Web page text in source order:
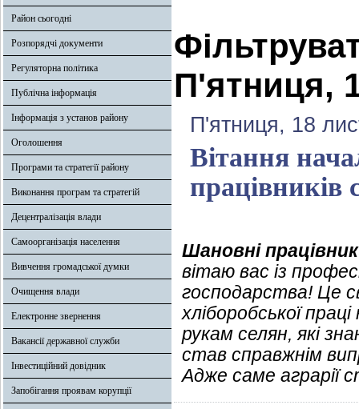
Район сьогодні
Розпорядчі документи
Регуляторна політика
Публічна інформація
Інформація з установ району
Оголошення
Програми та стратегії району
Виконання програм та стратегій
Децентралізація влади
Самоорганізація населення
Вивчення громадської думки
Очищення влади
Електронне звернення
Вакансії державної служби
Інвестиційний довідник
Запобігання проявам корупції
П'ятниця,
П'ятниця, 18
Вітання
працівників
Шановні
вітаю вас із
господарства! Це
хліборобської
рукам селян, які
став справжнім
Адже саме аграрії